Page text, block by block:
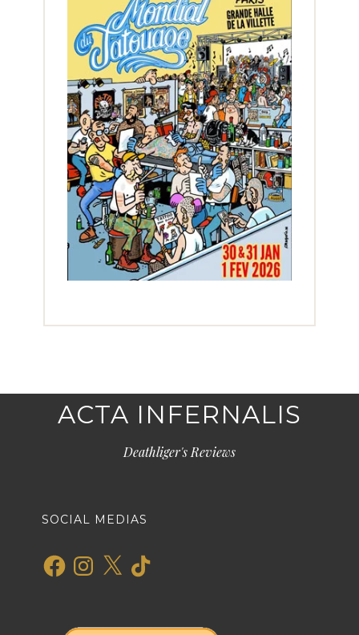
ACTA INFERNALIS
Deathliger's Reviews
SOCIAL MEDIAS
FacebookInstagram
X TikTok